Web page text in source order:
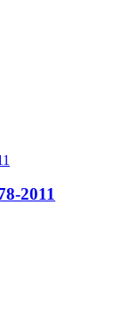
2011